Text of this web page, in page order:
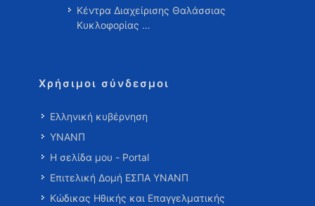
Κέντρα Διαχείρισης Θαλάσσιας
Κυκλοφορίας …
Χρήσιμοι σύνδεσμοι
Ελληνική κυβέρνηση
ΥΝΑΝΠ
Η σελίδα μου - Portal
Επιτελική Δομή ΕΣΠΑ ΥΝΑΝΠ
Κώδικας Ηθικής και Επαγγελματικής